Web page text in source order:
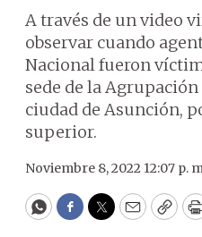
A través de un video
observar cuando
Nacional fueron
sede de la
ciudad de Asunción,
superior.
Noviembre 8, 2022 12:07 p.
WhatsApp
Facebook
Twitter
Email